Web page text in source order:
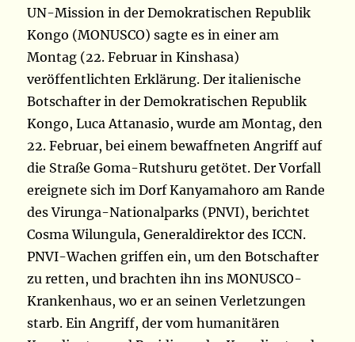
UN-Mission in der Demokratischen Republik
Kongo (MONUSCO) sagte es in einer am
Montag (22. Februar in Kinshasa)
veröffentlichten Erklärung. Der italienische
Botschafter in der Demokratischen Republik
Kongo, Luca Attanasio, wurde am Montag, den
22. Februar, bei einem bewaffneten Angriff auf
die Straße Goma-Rutshuru getötet. Der Vorfall
ereignete sich im Dorf Kanyamahoro am Rande
des Virunga-Nationalparks (PNVI), berichtet
Cosma Wilungula, Generaldirektor des ICCN.
PNVI-Wachen griffen ein, um den Botschafter
zu retten, und brachten ihn ins MONUSCO-
Krankenhaus, wo er an seinen Verletzungen
starb. Ein Angriff, der vom humanitären